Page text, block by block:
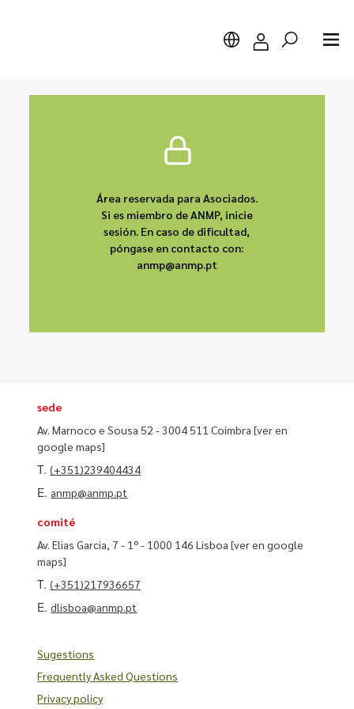
Área reservada para Asociados.
Si es miembro de ANMP, inicie
sesión. En caso de dificultad,
póngase en contacto con:
anmp@anmp.pt
sede
Av. Marnoco e Sousa 52 - 3004 511 Coimbra[ver en
google maps]
T.(+351)239404434
E. anmp@anmp.pt
comité
Av. Elias Garcia, 7 - 1º - 1000 146 Lisboa[ver en google
maps]
T.(+351)217936657
E.dlisboa@anmp.pt
Sugestions
Frequently Asked Questions
Privacy policy